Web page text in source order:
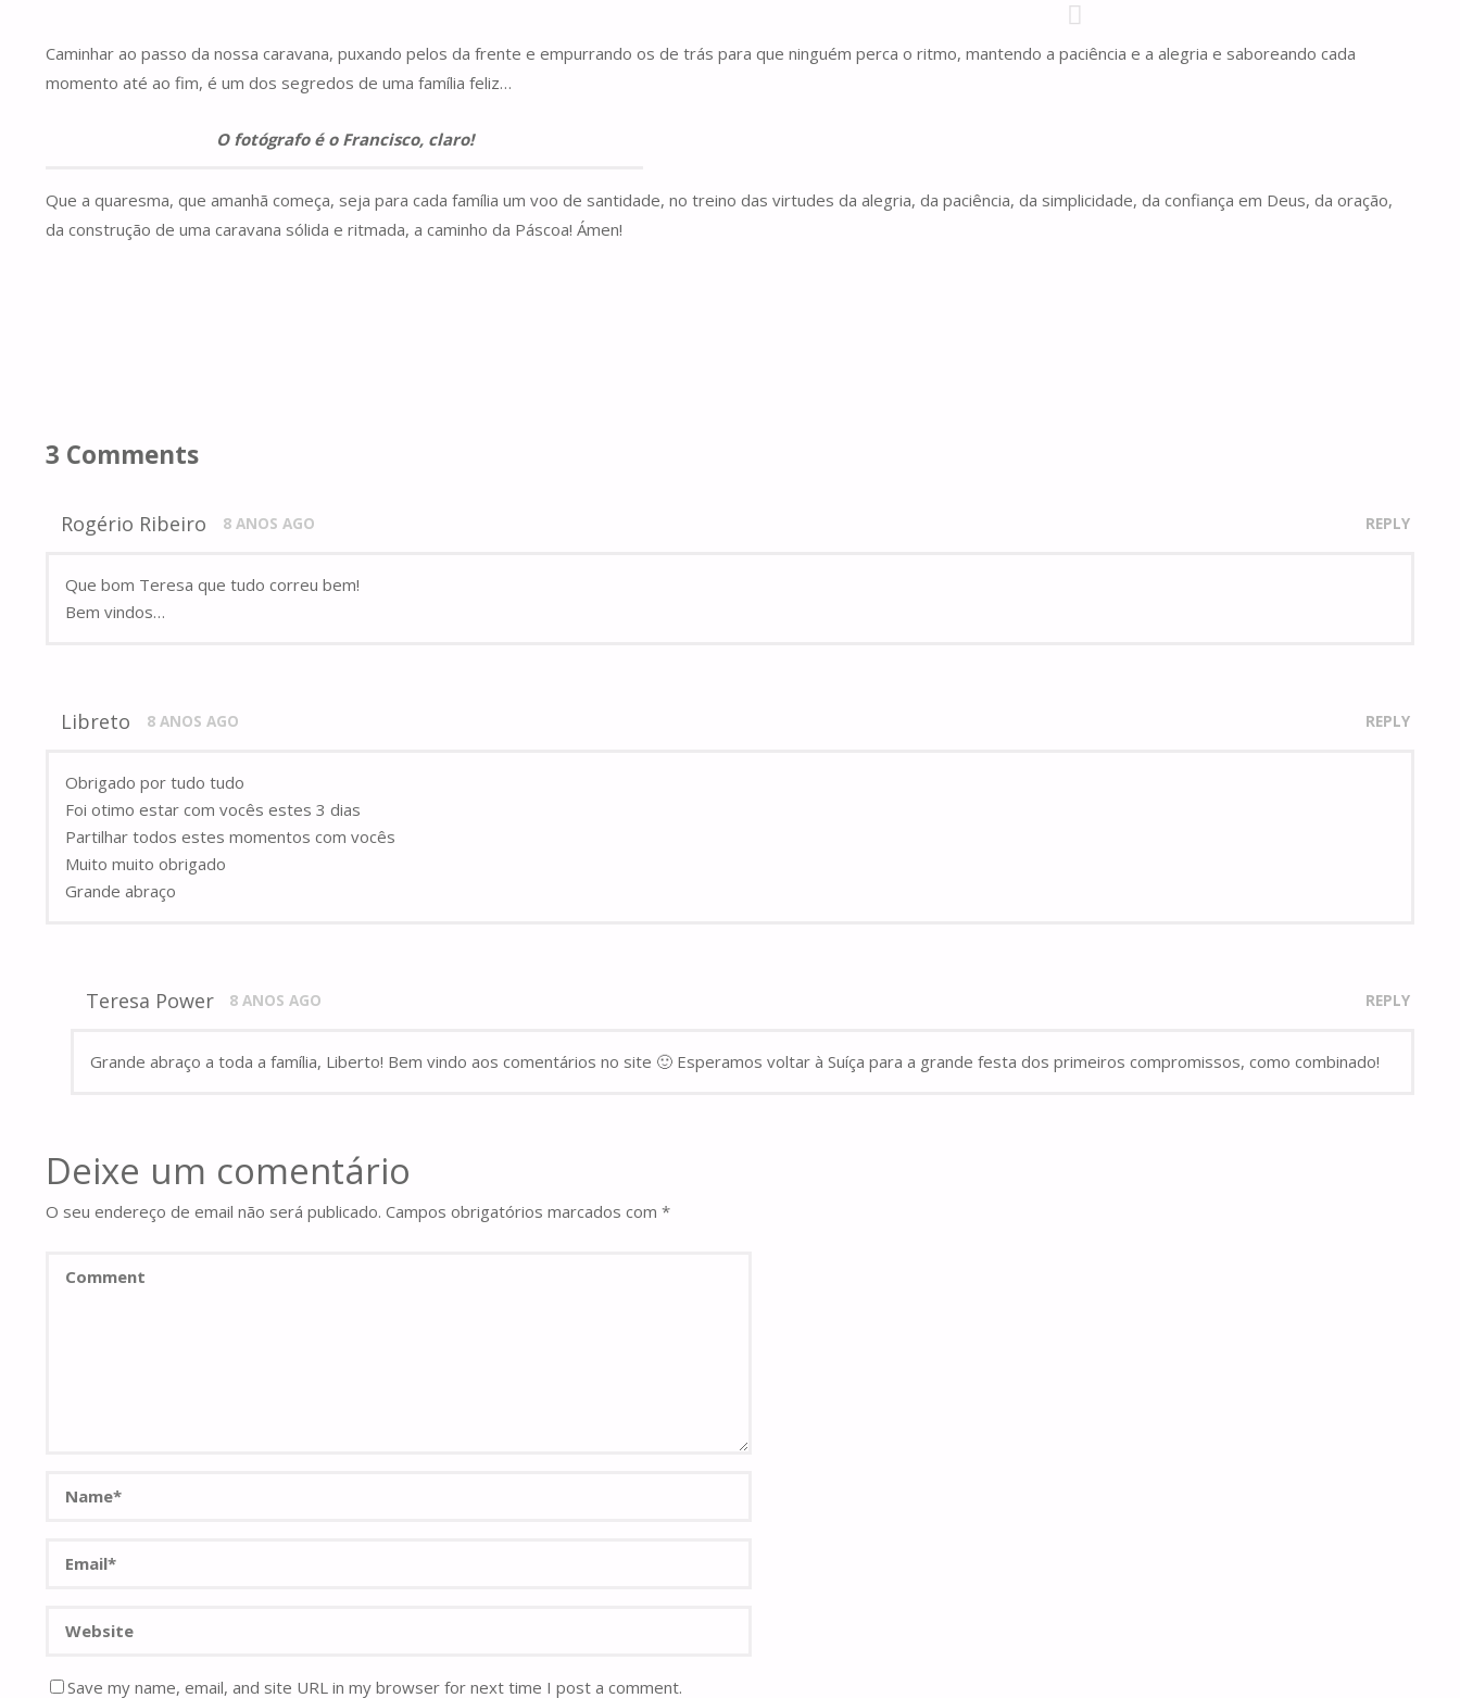
Caminhar ao passo da nossa caravana, puxando pelos da frente e empurrando os de trás para que ninguém perca o ritmo, mantendo a paciência e a alegria e saboreando cada
momento até ao fim, é um dos segredos de uma família feliz…
O fotógrafo é o Francisco, claro!
Que a quaresma, que amanhã começa, seja para cada família um voo de santidade, no treino das virtudes da alegria, da paciência, da simplicidade, da confiança em Deus, da oração,
da construção de uma caravana sólida e ritmada, a caminho da Páscoa! Ámen!
3 Comments
Rogério Ribeiro 8 ANOS AGO REPLY
Que bom Teresa que tudo correu bem!
Bem vindos…
Libreto 8 ANOS AGO REPLY
Obrigado por tudo tudo
Foi otimo estar com vocês estes 3 dias
Partilhar todos estes momentos com vocês
Muito muito obrigado
Grande abraço
Teresa Power 8 ANOS AGO REPLY
Grande abraço a toda a família, Liberto! Bem vindo aos comentários no site 🙂 Esperamos voltar à Suíça para a grande festa dos primeiros compromissos, como combinado!
Deixe um comentário
O seu endereço de email não será publicado. Campos obrigatórios marcados com *
Save my name, email, and site URL in my browser for next time I post a comment.